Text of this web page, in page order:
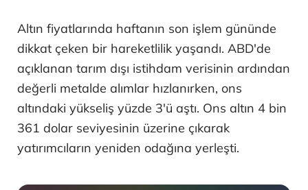
Altın fiyatlarında haftanın son işlem gününde
dikkat çeken bir hareketlilik yaşandı. ABD'de
açıklanan tarım dışı istihdam verisinin ardından
değerli metalde alımlar hızlanırken, ons
altındaki yükseliş yüzde 3'ü aştı. Ons altın 4 bin
361 dolar seviyesinin üzerine çıkarak
yatırımcıların yeniden odağına yerleşti.